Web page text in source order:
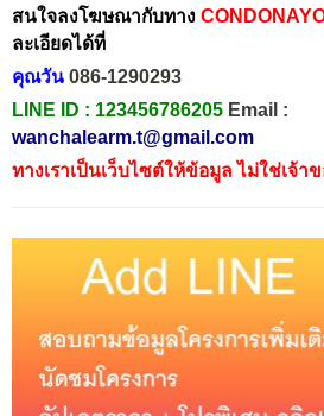
สนใจลงโฆษณากับทาง
ละเอียดได้ที่
คุณวัน 086-1290293
LINE ID : 123456786205 Email :
wanchalearm.t@gmail.com
ทางเราเป็นเว็บไซต์ให้ข้อมูล ไม่ใช่เจ้า